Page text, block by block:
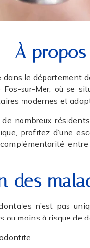
À
le département
sur-Mer, où se
modernes et
nombreux
profitez d’une
des
n’est pas
ou moins à risque de